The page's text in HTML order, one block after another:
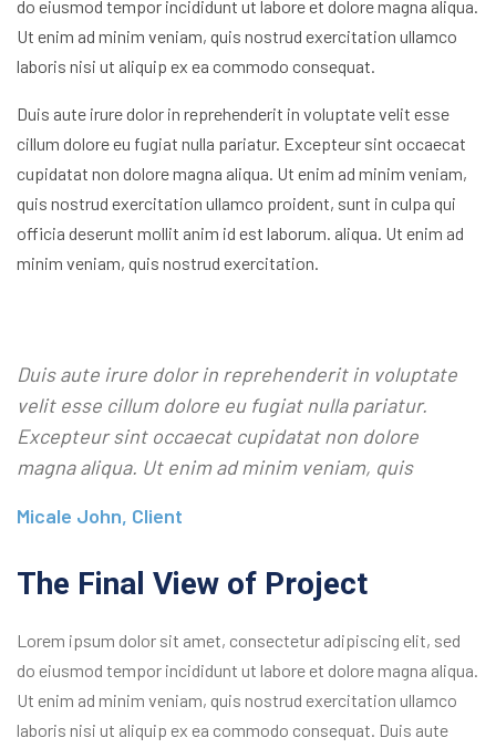
do eiusmod tempor incididunt ut labore et dolore magna aliqua.
Ut enim ad minim veniam, quis nostrud exercitation ullamco
laboris nisi ut aliquip ex ea commodo consequat.
Duis aute irure dolor in reprehenderit in voluptate velit esse
cillum dolore eu fugiat nulla pariatur. Excepteur sint occaecat
cupidatat non dolore magna aliqua. Ut enim ad minim veniam,
quis nostrud exercitation ullamco proident, sunt in culpa qui
officia deserunt mollit anim id est laborum. aliqua. Ut enim ad
minim veniam, quis nostrud exercitation.
Duis aute irure dolor in reprehenderit in voluptate
velit esse cillum dolore eu fugiat nulla pariatur.
Excepteur sint occaecat cupidatat non dolore
magna aliqua. Ut enim ad minim veniam, quis
Micale John, Client
The Final View of Project
Lorem ipsum dolor sit amet, consectetur adipiscing elit, sed
do eiusmod tempor incididunt ut labore et dolore magna aliqua.
Ut enim ad minim veniam, quis nostrud exercitation ullamco
laboris nisi ut aliquip ex ea commodo consequat. Duis aute